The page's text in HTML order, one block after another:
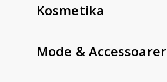
Kosmetika
Mode & Accessoarer